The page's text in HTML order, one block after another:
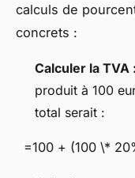
calculs de
concrets :
Calculer la TVA :
produit à 100
total serait :
=100 + (100 \*